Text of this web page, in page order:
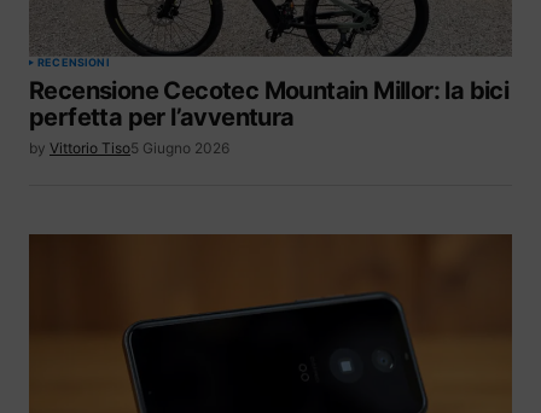
RECENSIONI
Recensione Cecotec Mountain Millor: la bici
perfetta per l’avventura
by Vittorio Tiso5 Giugno 2026